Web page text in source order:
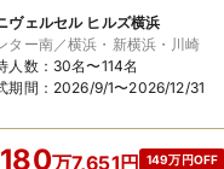
ヴェルセル ヒルズ横浜
ター南／横浜・新横浜・川崎
人数： 30名〜114名
期間： 2026/9/1〜2026/12/31
180万7,651円 149万円OFF